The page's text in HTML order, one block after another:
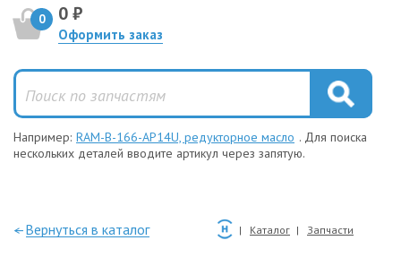
0 0 ₽
Оформить заказ
Например: RAM-B-166-AP14U, редукторное масло . Для поиска
нескольких деталей вводите артикул через запятую.
—Вернуться в каталог Каталог Запчасти